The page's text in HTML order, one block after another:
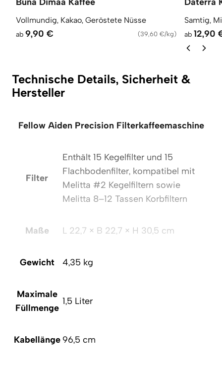
Vollmundig, Kakao, Geröstete Nüsse
ab 9,90 € (39,60 €/kg)
Samtig,
ab 12,90
Technische Details, Sicherheit &
Hersteller
Fellow Aiden Precision Filterkaffeemaschine
Filter
Enthält 15 Kegelfilter und 15
Flachbodenfilter, kompatibel mit
Melitta #2 Kegelfiltern sowie
Melitta 8–12 Tassen Korbfiltern
Maße L 22,7 × B 22,7 × H 30,5 cm
Gewicht 4,35 kg
Maximale
Füllmenge
1,5 Liter
Kabellänge 96,5 cm